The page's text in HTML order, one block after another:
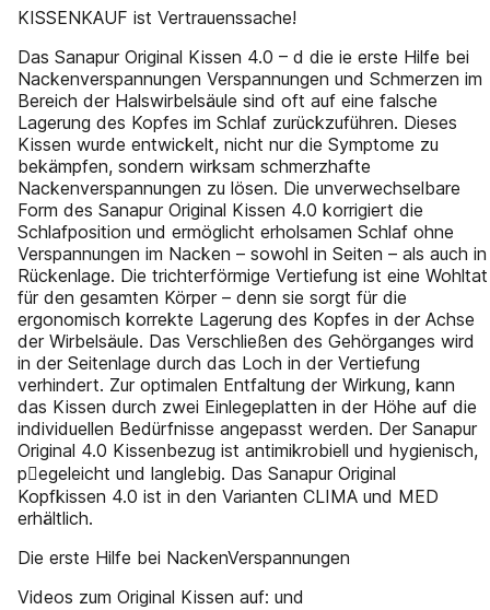
KISSENKAUF ist Vertrauenssache!
Das Sanapur Original Kissen 4.0 – d die ie erste Hilfe bei
Nackenverspannungen Verspannungen und Schmerzen im
Bereich der Halswirbelsäule sind oft auf eine falsche
Lagerung des Kopfes im Schlaf zurückzuführen. Dieses
Kissen wurde entwickelt, nicht nur die Symptome zu
bekämpfen, sondern wirksam schmerzhafte
Nackenverspannungen zu lösen. Die unverwechselbare
Form des Sanapur Original Kissen 4.0 korrigiert die
Schlafposition und ermöglicht erholsamen Schlaf ohne
Verspannungen im Nacken – sowohl in Seiten – als auch in
Rückenlage. Die trichterförmige Vertiefung ist eine Wohltat
für den gesamten Körper – denn sie sorgt für die
ergonomisch korrekte Lagerung des Kopfes in der Achse
der Wirbelsäule. Das Verschließen des Gehörganges wird
in der Seitenlage durch das Loch in der Vertiefung
verhindert. Zur optimalen Entfaltung der Wirkung, kann
das Kissen durch zwei Einlegeplatten in der Höhe auf die
individuellen Bedürfnisse angepasst werden. Der Sanapur
Original 4.0 Kissenbezug ist antimikrobiell und hygienisch,
pegeleicht und langlebig. Das Sanapur Original
Kopfkissen 4.0 ist in den Varianten CLIMA und MED
erhältlich.
Die erste Hilfe bei NackenVerspannungen
Videos zum Original Kissen auf: und